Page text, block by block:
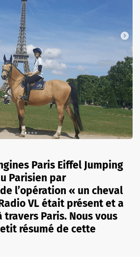
Paris Eiffel Jumping
Parisien par
l’opération « un cheval
VL était présent et a
Paris. Nous vous
résumé de cette